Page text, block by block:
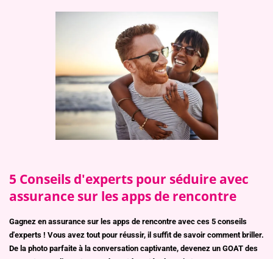
5 Conseils d'experts pour séduire avec
assurance sur les apps de rencontre
Gagnez en assurance sur les apps de rencontre avec ces 5 conseils
d'experts ! Vous avez tout pour réussir, il suffit de savoir comment briller.
De la photo parfaite à la conversation captivante, devenez un GOAT des